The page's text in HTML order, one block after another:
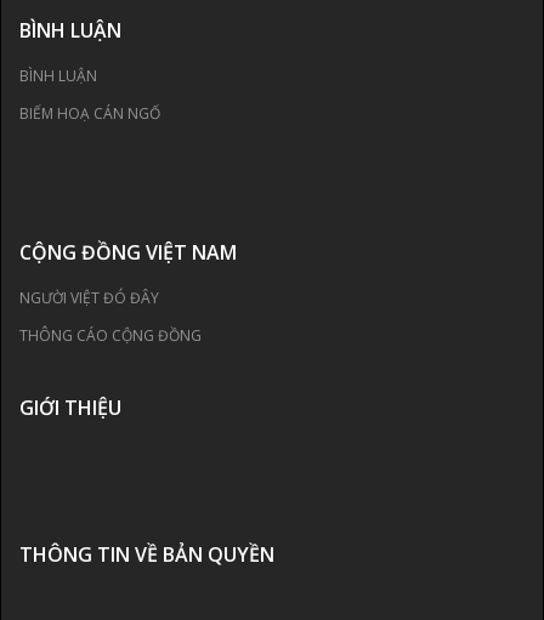
BÌNH LUẬN
BÌNH LUẬN
BIẾM HOẠ CÁN NGỐ
CỘNG ĐỒNG VIỆT NAM
NGƯỜI VIỆT ĐÓ ĐÂY
THÔNG CÁO CỘNG ĐỒNG
GIỚI THIỆU
THÔNG TIN VỀ BẢN QUYỀN